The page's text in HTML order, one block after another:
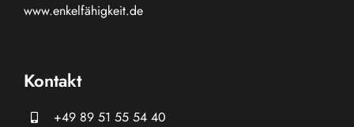
www.enkelfähigkeit.de
Kontakt
+49 89 51 55 54 40